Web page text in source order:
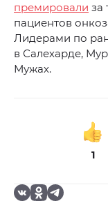
премировали за
пациентов
Лидерами по
в Салехарде,
Мужах.
1